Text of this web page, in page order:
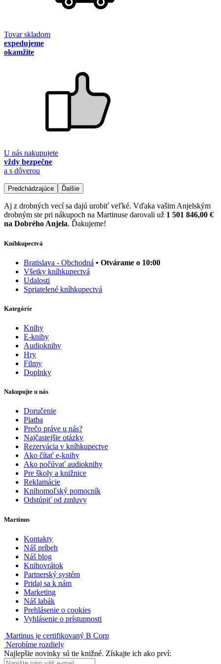
Tovar skladom
expedujeme
okamžite
U nás nakupujete
vždy bezpečne
a s dôverou
Predchádzajúce Ďalšie
Aj z drobných vecí sa dajú urobiť veľké. Vďaka vašim Anjelským
drobným ste pri nákupoch na Martinuse darovali už 1 501 846,00 €
na Dobrého Anjela. Ďakujeme!
Kníhkupectvá
Bratislava - Obchodná • Otvárame o 10:00
Všetky kníhkupectvá
Udalosti
Spriatelené kníhkupectvá
Kategórie
Knihy
E-knihy
Audioknihy
Hry
Filmy
Doplnky
Nakupujte u nás
Doručenie
Platba
Prečo práve u nás?
Najčastejšie otázky
Rezervácia v kníhkupectve
Ako čítať e-knihy
Ako počúvať audioknihy
Pre školy a knižnice
Reklamácie
Knihomoľský pomocník
Odstúpiť od zmluvy
Martinus
Kontakty
Náš príbeh
Náš blog
Knihovrátok
Partnerský systém
Pridaj sa k nám
Marketing
Náš labák
Prehlásenie o cookies
Vyhlásenie o prístupnosti
Martinus je certifikovaný B Corp
Nerobíme rozdiely
Najlepšie novinky sú tie knižné. Získajte ich ako prví: